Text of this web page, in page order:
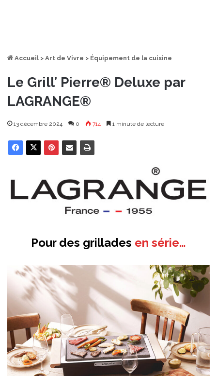
Accueil > Art de Vivre > Équipement de la cuisine
Le Grill’ Pierre® Deluxe par
LAGRANGE®
13 décembre 2024 0 714 1 minute de lecture
Pour des grillades en série…